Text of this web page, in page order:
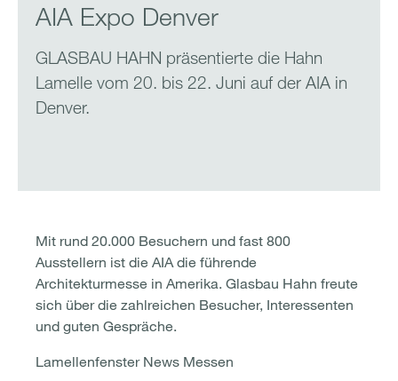
AIA Expo Denver
GLASBAU HAHN präsentierte die Hahn
Lamelle vom 20. bis 22. Juni auf der AIA in
Denver.
Mit rund 20.000 Besuchern und fast 800
Ausstellern ist die AIA die führende
Architekturmesse in Amerika. Glasbau Hahn freute
sich über die zahlreichen Besucher, Interessenten
und guten Gespräche.
Lamellenfenster News Messen